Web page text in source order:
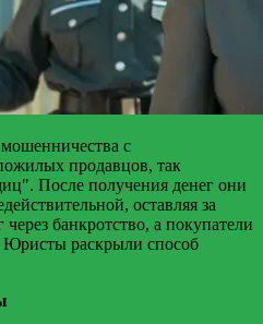
с
продавцов, так
После получения денег они
оставляя за
банкротство, а покупатели
Юристы раскрыли способ